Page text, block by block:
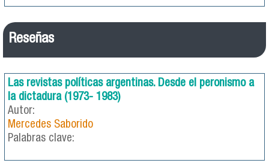
Reseñas
Las revistas políticas argentinas. Desde el peronismo a
la dictadura (1973- 1983)
Autor:
Mercedes Saborido
Palabras clave: